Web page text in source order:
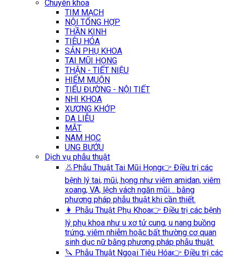
Chuyên khoa
TIM MẠCH
NỘI TỔNG HỢP
THẦN KINH
TIÊU HÓA
SẢN PHỤ KHOA
TAI MŨI HỌNG
THẬN - TIẾT NIỆU
HIẾM MUỘN
TIỂU ĐƯỜNG - NỘI TIẾT
NHI KHOA
XƯƠNG KHỚP
DA LIỄU
MẮT
NAM HỌC
UNG BƯỚU
Dịch vụ phẫu thuật
👃Phẫu Thuật Tai Mũi Họng👉 Điều trị các
bệnh lý tai, mũi, họng như viêm amidan, viêm
xoang, VA, lệch vách ngăn mũi… bằng
phương pháp phẫu thuật khi cần thiết.
👩 Phẫu Thuật Phụ Khoa👉 Điều trị các bệnh
lý phụ khoa như u xơ tử cung, u nang buồng
trứng, viêm nhiễm hoặc bất thường cơ quan
sinh dục nữ bằng phương pháp phẫu thuật.
🔪 Phẫu Thuật Ngoại Tiêu Hóa👉 Điều trị các